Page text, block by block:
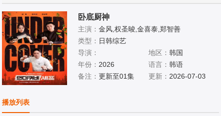
卧底厨神
主演：金风,权圣晙,金喜泰,郑智善
类型： 日韩综艺
导演：
地区： 韩国
年份： 2026 语言： 韩语
备注：更新至01集 更新： 2026-07-03
播放列表